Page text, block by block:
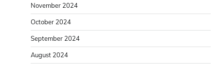
November 2024
October 2024
September 2024
August 2024